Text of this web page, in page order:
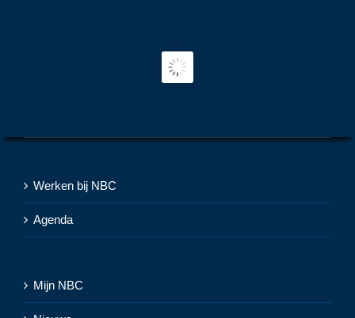
Werken bij NBC
Agenda
Mijn NBC